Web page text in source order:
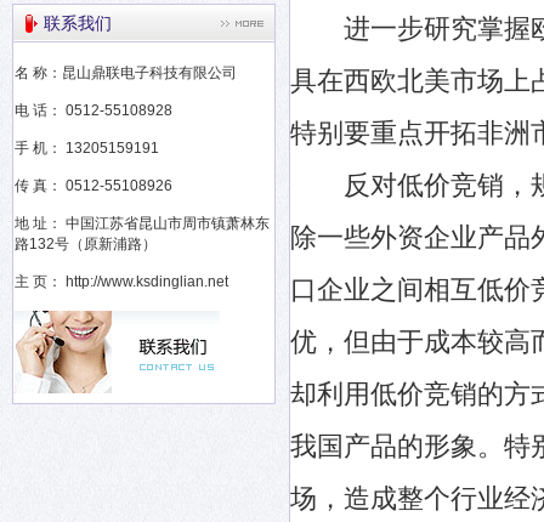
进一步研究掌握欧
具在西欧北美市场上
特别要重点开拓非洲
反对低价竞销，规
除一些外资企业产品
口企业之间相互低价
优，但由于成本较高
却利用低价竞销的方
我国产品的形象。特
场，造成整个行业经
联系我们
名 称：昆山鼎联电子科技有限公司
电 话： 0512-55108928
手 机： 13205159191
传 真： 0512-55108926
地 址： 中国江苏省昆山市周市镇萧林东
路132号（原新浦路）
主 页： http://www.ksdinglian.net